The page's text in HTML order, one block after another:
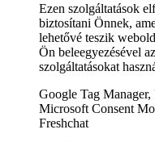
Ezen szolgáltatások
biztosítani Önnek,
lehetővé teszik
Ön beleegyezésével
szolgáltatásokat
Google Tag
Microsoft Consent
Freshchat